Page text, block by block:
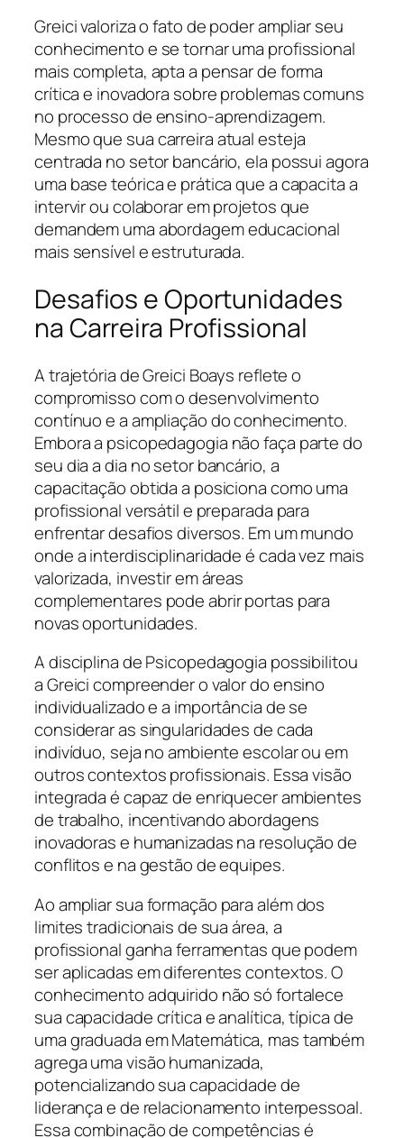
Greici valoriza o fato de poder ampliar seu
conhecimento e se tornar uma profissional
mais completa, apta a pensar de forma
crítica e inovadora sobre problemas comuns
no processo de ensino-aprendizagem.
Mesmo que sua carreira atual esteja
centrada no setor bancário, ela possui agora
uma base teórica e prática que a capacita a
intervir ou colaborar em projetos que
demandem uma abordagem educacional
mais sensível e estruturada.
Desafios e Oportunidades
na Carreira Profissional
A trajetória de Greici Boays reflete o
compromisso com o desenvolvimento
contínuo e a ampliação do conhecimento.
Embora a psicopedagogia não faça parte do
seu dia a dia no setor bancário, a
capacitação obtida a posiciona como uma
profissional versátil e preparada para
enfrentar desafios diversos. Em um mundo
onde a interdisciplinaridade é cada vez mais
valorizada, investir em áreas
complementares pode abrir portas para
novas oportunidades.
A disciplina de Psicopedagogia possibilitou
a Greici compreender o valor do ensino
individualizado e a importância de se
considerar as singularidades de cada
indivíduo, seja no ambiente escolar ou em
outros contextos profissionais. Essa visão
integrada é capaz de enriquecer ambientes
de trabalho, incentivando abordagens
inovadoras e humanizadas na resolução de
conflitos e na gestão de equipes.
Ao ampliar sua formação para além dos
limites tradicionais de sua área, a
profissional ganha ferramentas que podem
ser aplicadas em diferentes contextos. O
conhecimento adquirido não só fortalece
sua capacidade crítica e analítica, típica de
uma graduada em Matemática, mas também
agrega uma visão humanizada,
potencializando sua capacidade de
liderança e de relacionamento interpessoal.
Essa combinação de competências é